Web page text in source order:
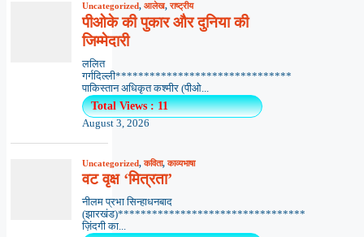
Uncategorized, आलेख,राष्ट्रीय
पीओके की पुकार और दुनिया की
जिम्मेदारी
ललित
गर्गदिल्ली*******************************
पाकिस्तान अधिकृत कश्मीर (पीओ...
Total Views : 11
August 3, 2026
Uncategorized,कविता,काव्यभाषा
वट वृक्ष ‘मित्रता’
नीलम प्रभा सिन्हाधनबाद
(झारखंड)*********************************
ज़िंदगी का...